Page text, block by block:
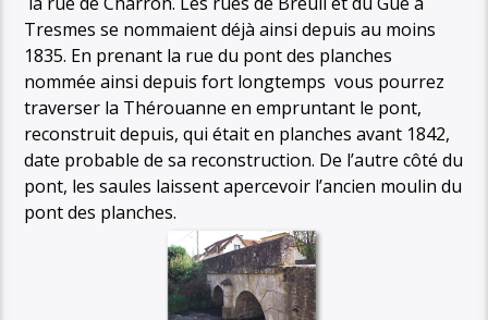
Tresmes se nommaient déjà ainsi depuis au moins
1835. En prenant la rue du pont des planches
nommée ainsi depuis fort longtemps vous pourrez
traverser la Thérouanne en empruntant le pont,
reconstruit depuis, qui était en planches avant 1842,
date probable de sa reconstruction. De l’autre côté du
pont, les saules laissent apercevoir l’ancien moulin du
pont des planches.